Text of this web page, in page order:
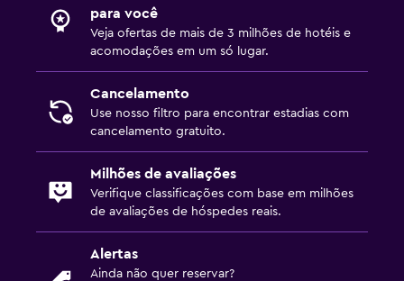
para você
Veja ofertas de mais de 3 milhões de hotéis e
acomodações em um só lugar.
Cancelamento
Use nosso filtro para encontrar estadias com
cancelamento gratuito.
Milhões de avaliações
Verifique classificações com base em milhões
de avaliações de hóspedes reais.
Alertas
Ainda não quer reservar?